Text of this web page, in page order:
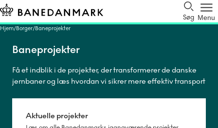
Søg Menu
Hjem Borger Baneprojekter
Baneprojekter
Få et indblik i de projekter, der transformerer de danske
jernbaner og læs hvordan vi sikrer mere effektiv transport
Aktuelle projekter